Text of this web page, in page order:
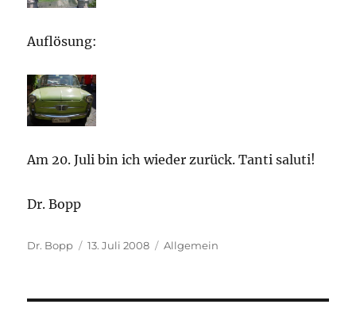
Auflösung:
Am 20. Juli bin ich wieder zurück. Tanti saluti!
Dr. Bopp
Autor
Dr. Bopp
Veröffentlicht
13. Juli 2008 Kategorien
Allgemein